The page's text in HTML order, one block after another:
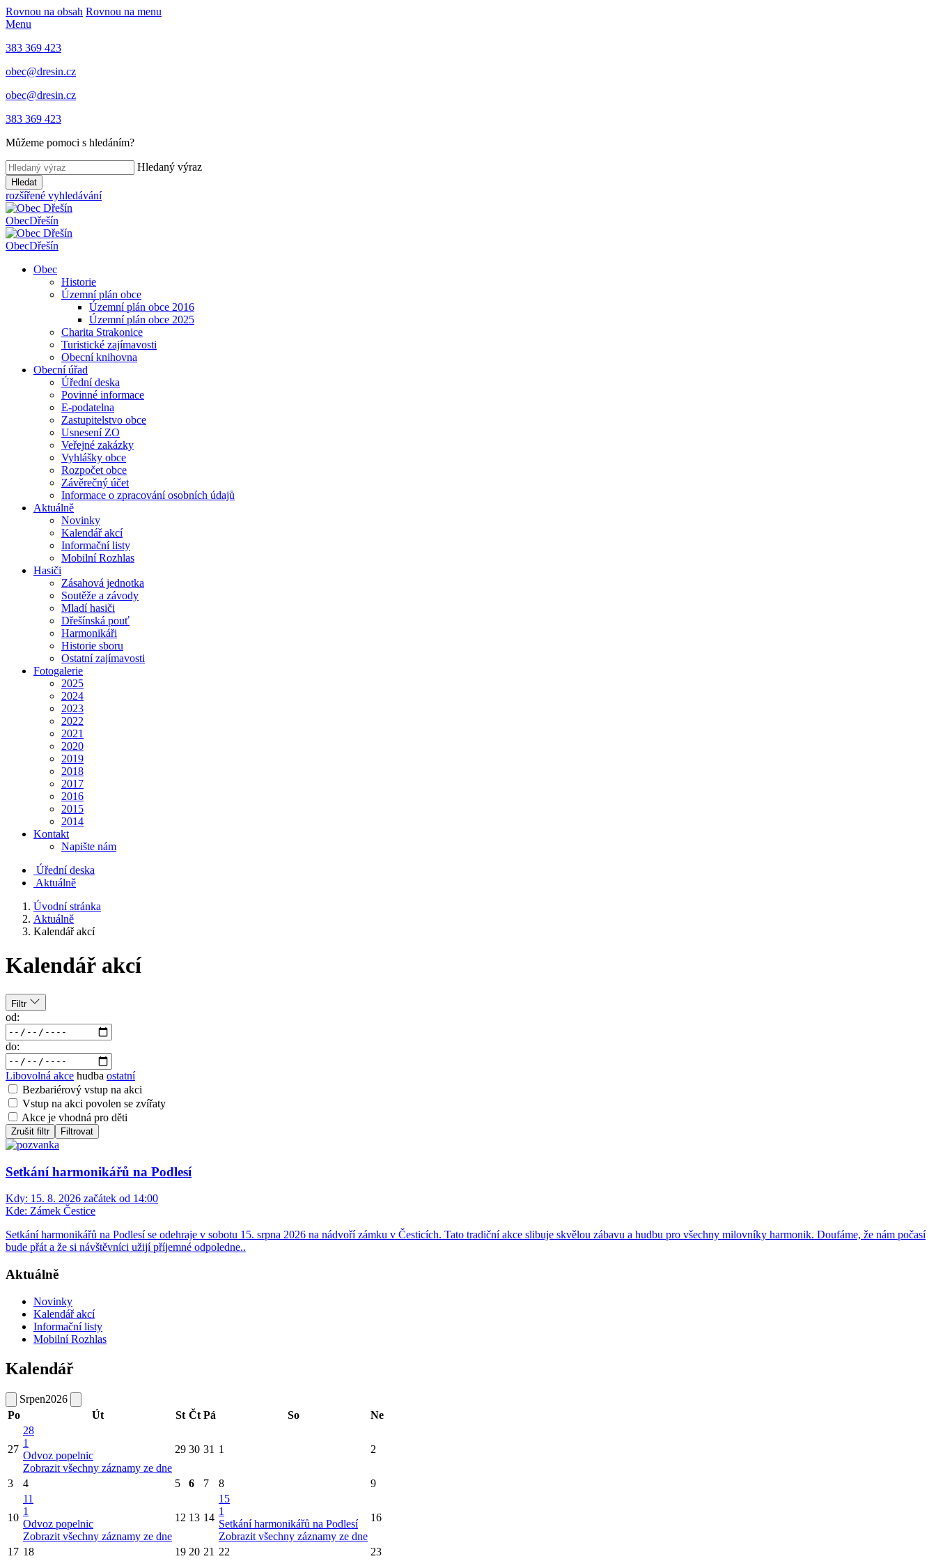
Rovnou na obsah Rovnou na menu
Menu
383 369 423
obec@dresin.cz
obec@dresin.cz
383 369 423
Můžeme pomoci s hledáním?
Hledaný výraz
Hledat
rozšířené vyhledávání
ObecDřešín
ObecDřešín
Obec
Historie
Územní plán obce
Územní plán obce 2016
Územní plán obce 2025
Charita Strakonice
Turistické zajímavosti
Obecní knihovna
Obecní úřad
Úřední deska
Povinné informace
E-podatelna
Zastupitelstvo obce
Usnesení ZO
Veřejné zakázky
Vyhlášky obce
Rozpočet obce
Závěrečný účet
Informace o zpracování osobních údajů
Aktuálně
Novinky
Kalendář akcí
Informační listy
Mobilní Rozhlas
Hasiči
Zásahová jednotka
Soutěže a závody
Mladí hasiči
Dřešínská pouť
Harmonikáři
Historie sboru
Ostatní zajímavosti
Fotogalerie
2025
2024
2023
2022
2021
2020
2019
2018
2017
2016
2015
2014
Kontakt
Napište nám
Úřední deska
Aktuálně
Úvodní stránka
Aktuálně
Kalendář akcí
Kalendář akcí
Filtr
od:
do:
Libovolná akce hudba ostatní
Bezbariérový vstup na akci
Vstup na akci povolen se zvířaty
Akce je vhodná pro děti
Zrušit filtr Filtrovat
Setkání harmonikářů na Podlesí
Kdy: 15. 8. 2026 začátek od 14:00
Kde: Zámek Čestice
Setkání harmonikářů na Podlesí se odehraje v sobotu 15. srpna 2026 na nádvoří zámku v Česticích. Tato tradiční akce slibuje skvělou zábavu a hudbu pro všechny milovníky harmonik. Doufáme, že nám počasí
bude přát a že si návštěvníci užijí příjemné odpoledne..
Aktuálně
Novinky
Kalendář akcí
Informační listy
Mobilní Rozhlas
Kalendář
Srpen2026
Po
Út St Čt Pá So Ne
27
28
1
Odvoz popelnic
Zobrazit všechny záznamy ze dne
29 30 31 1 2
3 4 5 6 7 8 9
10
11
1
Odvoz popelnic
Zobrazit všechny záznamy ze dne
12 13 14
15
1
Setkání harmonikářů na Podlesí
Zobrazit všechny záznamy ze dne
16
17 18 19 20 21 22
23